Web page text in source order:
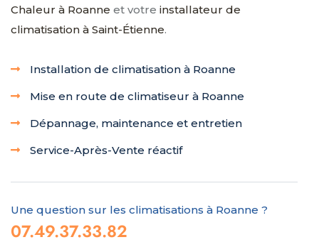
Chaleur à Roanne et votre installateur de
climatisation à Saint-Étienne.
Installation de climatisation à Roanne
Mise en route de climatiseur à Roanne
Dépannage, maintenance et entretien
Service-Après-Vente réactif
Une question sur les climatisations à Roanne ?
07.49.37.33.82